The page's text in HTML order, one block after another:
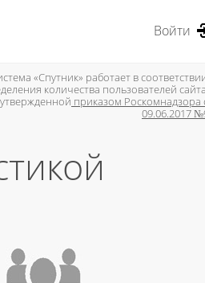
Войти
«Спутник» работает в
количества пользователей
приказом Роскомнадзора
09.06.2017